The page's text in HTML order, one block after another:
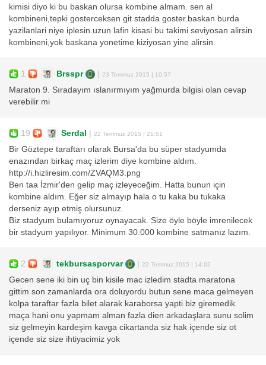
kimisi diyo ki bu baskan olursa kombine almam. sen al
kombineni,tepki gosterceksen git stadda goster.baskan burda
yazilanlari niye iplesin.uzun lafin kisasi bu takimi seviyosan alirsin
kombineni,yok baskana yonetime kiziyosan yine alirsin.
1 Brsspr 23 Temmuz 2015 | 10:57
Maraton 9. Sıradayım ıslanırmıyım yağmurda bilgisi olan cevap
verebilir mi
19 Serdal 22 Temmuz 2015 | 21:51
Bir Göztepe taraftarı olarak Bursa'da bu süper stadyumda
enazından birkaç maç izlerim diye kombine aldım.
http://i.hizliresim.com/ZVAQM3.png
Ben taa İzmir'den gelip maç izleyeceğim. Hatta bunun için
kombine aldım. Eğer siz almayıp hala o tu kaka bu tukaka
derseniz ayıp etmiş olursunuz.
Biz stadyum bulamıyoruz oynayacak. Size öyle böyle imrenilecek
bir stadyum yapılıyor. Minimum 30.000 kombine satmanız lazım.
2 tekbursasporvar 22 Temmuz 2015 | 14:02
Gecen sene iki bin uç bin kisile mac izledim stadta maratona
gittim son zamanlarda ora doluyordu butun sene maca gelmeyen
kolpa taraftar fazla bilet alarak karaborsa yapti biz giremedik
maça hani onu yapmam alman fazla dien arkadaşlara sunu solim
siz gelmeyin kardeşim kavga cikartanda siz hak içende siz ot
içende siz size ihtiyacimiz yok